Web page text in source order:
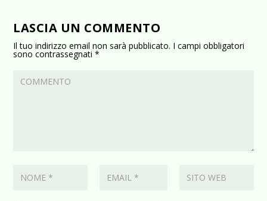
LASCIA UN COMMENTO
Il tuo indirizzo email non sarà pubblicato. I campi obbligatori
sono contrassegnati*